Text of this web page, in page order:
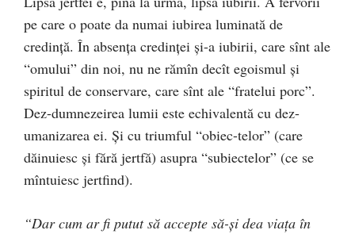
pe care o poate da numai iubirea luminată de
credinţă. În absenţa credinţei şi-a iubirii, care sînt ale
“omului” din noi, nu ne rămîn decît egoismul şi
spiritul de conservare, care sînt ale “fratelui porc”.
Dez-dumnezeirea lumii este echivalentă cu dez-
umanizarea ei. Şi cu triumful “obiec-telor” (care
dăinuiesc şi fără jertfă) asupra “subiectelor” (ce se
mîntuiesc jertfind).
“Dar cum ar fi putut să accepte să-şi dea viaţa în